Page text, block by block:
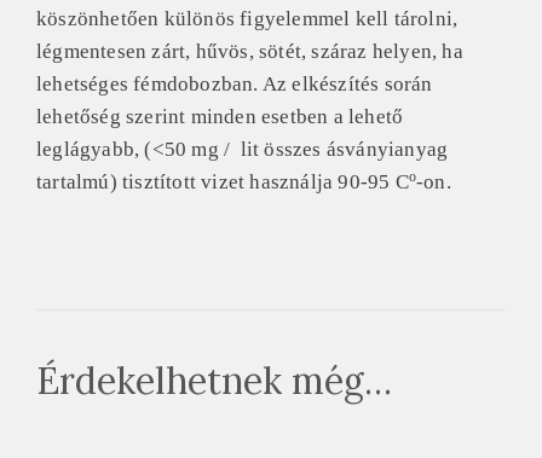
köszönhetően különös figyelemmel kell tárolni,
légmentesen zárt, hűvös, sötét, száraz helyen, ha
lehetséges fémdobozban. Az elkészítés során
lehetőség szerint minden esetben a lehető
leglágyabb, (<50 mg / lit összes ásványianyag
tartalmú) tisztított vizet használja 90-95 Co-on.
Érdekelhetnek még…